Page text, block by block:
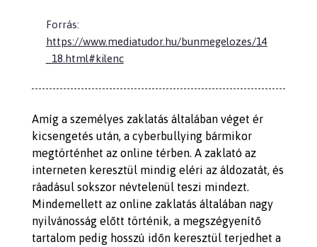
Forrás:
https://www.mediatudor.hu/bunmegelozes/14
_18.html#kilenc
Amíg a személyes zaklatás általában véget ér
kicsengetés után, a cyberbullying bármikor
megtörténhet az online térben. A zaklató az
interneten keresztül mindig eléri az áldozatát, és
ráadásul sokszor névtelenül teszi mindezt.
Mindemellett az online zaklatás általában nagy
nyilvánosság előtt történik, a megszégyenítő
tartalom pedig hosszú időn keresztül terjedhet a